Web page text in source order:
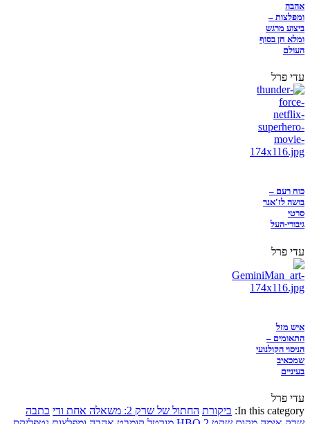
אהבה
ומפלצות –
ביצוע מרגש
ומלא חן בסוף
העולם
עדי פרל
כוח רעם –
בושה לז'אנר
סרטי
גיבורי-העל
עדי פרל
איש מזל
התאומים –
הניסוי הקולנועי
שמכאיב
בעיניים
עדי פרל
In this category: ביקורת החתול של שרק 2: משאלה אחת ודי
כתבה